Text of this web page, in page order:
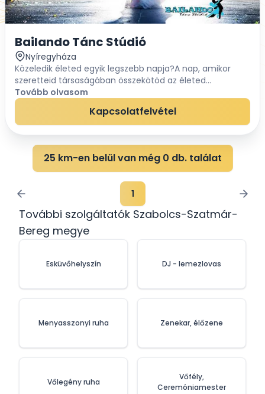
Bailando Tánc Stúdió
Nyíregyháza
Közeledik életed egyik legszebb napja?A nap, amikor
szeretteid társaságában összekötöd az életed
szerelmeddel és örök hűséget fogadtok egymásnak.
Hazánkban is egyre elterjedtebb szokás, hogy az ifjú...
Tovább olvasom
Kapcsolatfelvétel
25 km-en belül van még 0 db. találat
1
További szolgáltatók Szabolcs-Szatmár-
Bereg megye
Esküvőhelyszín
Menyasszonyi ruha
Vőlegény ruha
DJ - lemezlovas
Zenekar, élőzene
Vőfély,
Ceremóniamester